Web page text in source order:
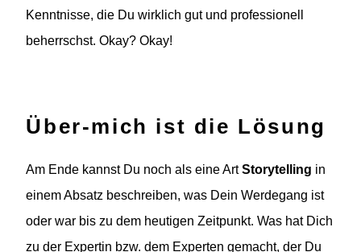
Kenntnisse, die Du wirklich gut und professionell
beherrschst. Okay? Okay!
Über-mich ist die Lösung
Am Ende kannst Du noch als eine ArtStorytelling in
einem Absatz beschreiben, was Dein Werdegang ist
oder war bis zu dem heutigen Zeitpunkt. Was hat Dich
zu der Expertin bzw. dem Experten gemacht, der Du